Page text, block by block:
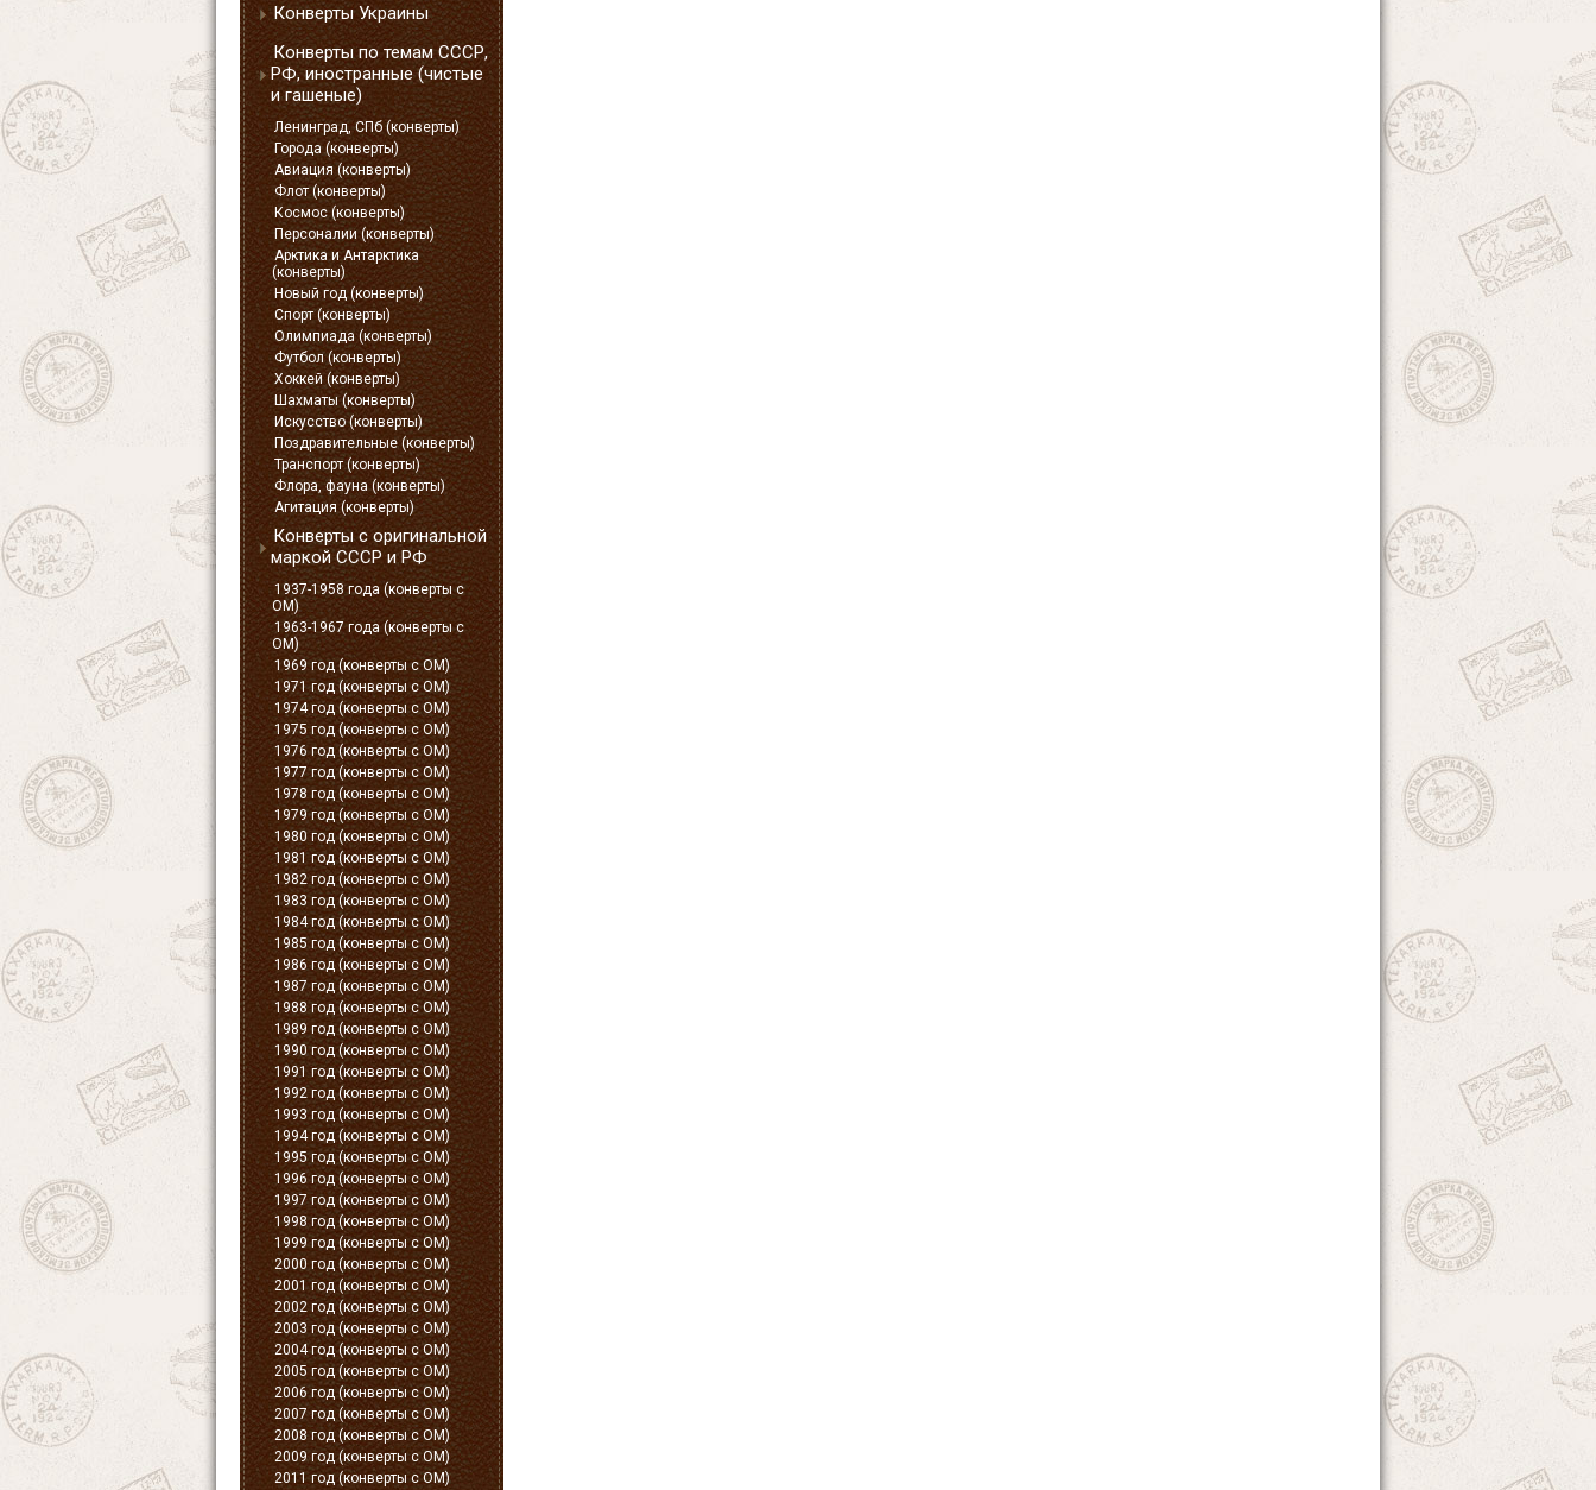
Конверты Украины
Конверты по темам СССР,
РФ, иностранные (чистые
и гашеные)
Ленинград, СПб (конверты)
Города (конверты)
Авиация (конверты)
Флот (конверты)
Космос (конверты)
Персоналии (конверты)
Арктика и Антарктика
(конверты)
Новый год (конверты)
Спорт (конверты)
Олимпиада (конверты)
Футбол (конверты)
Хоккей (конверты)
Шахматы (конверты)
Искусство (конверты)
Поздравительные (конверты)
Транспорт (конверты)
Флора, фауна (конверты)
Агитация (конверты)
Конверты с оригинальной
маркой СССР и РФ
1937-1958 года (конверты с
ОМ)
1963-1967 года (конверты с
ОМ)
1969 год (конверты с ОМ)
1971 год (конверты с ОМ)
1974 год (конверты с ОМ)
1975 год (конверты с ОМ)
1976 год (конверты с ОМ)
1977 год (конверты с ОМ)
1978 год (конверты с ОМ)
1979 год (конверты с ОМ)
1980 год (конверты с ОМ)
1981 год (конверты с ОМ)
1982 год (конверты с ОМ)
1983 год (конверты с ОМ)
1984 год (конверты с ОМ)
1985 год (конверты с ОМ)
1986 год (конверты с ОМ)
1987 год (конверты с ОМ)
1988 год (конверты с ОМ)
1989 год (конверты с ОМ)
1990 год (конверты с ОМ)
1991 год (конверты с ОМ)
1992 год (конверты с ОМ)
1993 год (конверты с ОМ)
1994 год (конверты с ОМ)
1995 год (конверты с ОМ)
1996 год (конверты с ОМ)
1997 год (конверты с ОМ)
1998 год (конверты с ОМ)
1999 год (конверты с ОМ)
2000 год (конверты с ОМ)
2001 год (конверты с ОМ)
2002 год (конверты с ОМ)
2003 год (конверты с ОМ)
2004 год (конверты с ОМ)
2005 год (конверты с ОМ)
2006 год (конверты с ОМ)
2007 год (конверты с ОМ)
2008 год (конверты с ОМ)
2009 год (конверты с ОМ)
2011 год (конверты с ОМ)